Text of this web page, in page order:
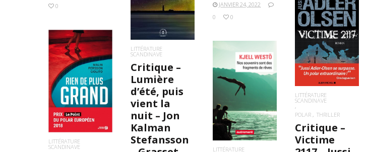
JANVIER 24, 2022
0
0
0
LITTÉRATURE
SCANDINAVE
Critique –
Lumière
d’été, puis
vient la
nuit – Jon
Kalman
Stefansson
LIRE LA SUITE
LITTÉRATURE
SCANDINAVE
POLAR
THRILLER
Critique –
Victime
LIRE LA SUITE
LITTÉRATURE
SCANDINAVE
LIRE LA SUITE
LITTÉRATURE